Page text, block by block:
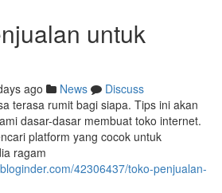
untuk
ago News
Discuss
terasa rumit bagi siapa. Tips ini akan
dasar-dasar membuat toko internet.
platform yang cocok untuk
ragam
42306437/toko-penjualan-